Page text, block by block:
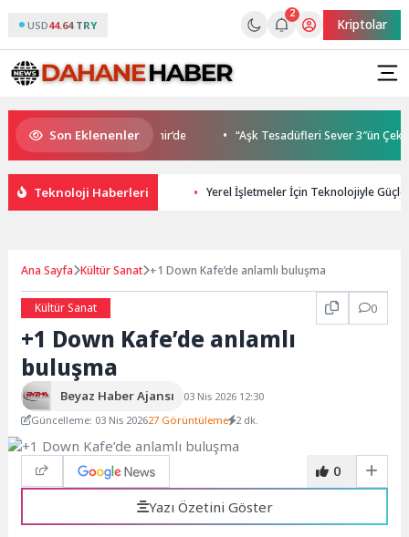
USD44.64 TRY
2
Kriptolar
Son Eklenenler
Buluşmaları gençleri İzmir’de “Aşk Tesadüfleri Sever 3″ün
Teknoloji Haberleri Yerel İşletmeler İçin Teknolojiyle
Ana Sayfa Kültür Sanat +1 Down Kafe’de anlamlı buluşma
Kültür Sanat 0
+1 Down Kafe’de anlamlı
buluşma
Beyaz Haber Ajansı
03 Nis 2026 12:30
Güncelleme: 03 Nis 202627 Görüntüleme 2 dk.
0
Yazı Özetini Göster